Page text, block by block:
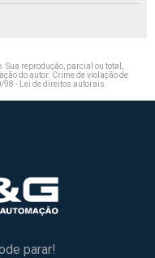
reprodução, parcial ou total,
do autor. Crime de violação de
98 - Lei de direitos autorais
parar!